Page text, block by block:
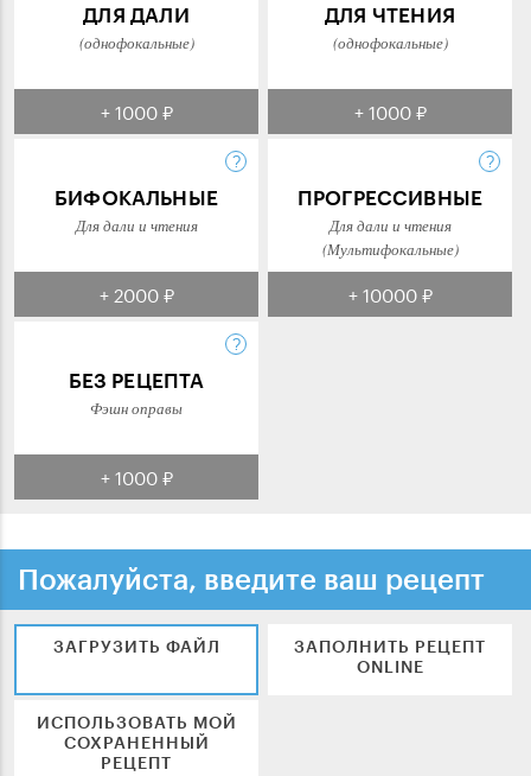
ДЛЯ ДАЛИ
(однофокальные)
+ 1000 ₽
ДЛЯ ЧТЕНИЯ
(однофокальные)
+ 1000 ₽
БИФОКАЛЬНЫЕ
Для дали и чтения
+ 2000 ₽
ПРОГРЕССИВНЫЕ
Для дали и чтения
(Мультифокальные)
+ 10000 ₽
БЕЗ РЕЦЕПТА
Фэшн оправы
+ 1000 ₽
Пожалуйста, введите ваш рецепт
ЗАГРУЗИТЬ ФАЙЛ
ЗАПОЛНИТЬ РЕЦЕПТ
ONLINE
ИСПОЛЬЗОВАТЬ МОЙ
СОХРАНЕННЫЙ
РЕЦЕПТ